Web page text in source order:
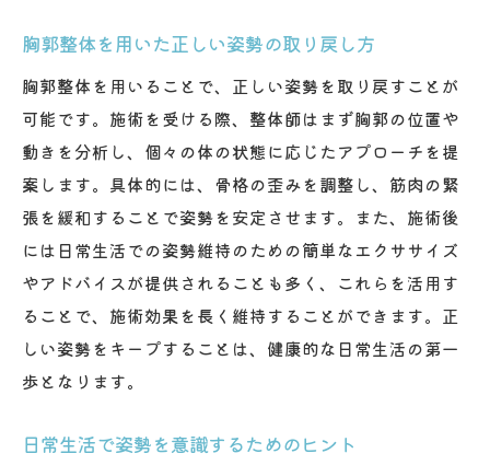
胸郭整体を用いた正しい姿勢の取り戻し方
胸郭整体を用いることで、正しい姿勢を取り戻すことが
可能です。施術を受ける際、整体師はまず胸郭の位置や
動きを分析し、個々の体の状態に応じたアプローチを提
案します。具体的には、骨格の歪みを調整し、筋肉の緊
張を緩和することで姿勢を安定させます。また、施術後
には日常生活での姿勢維持のための簡単なエクササイズ
やアドバイスが提供されることも多く、これらを活用す
ることで、施術効果を長く維持することができます。正
しい姿勢をキープすることは、健康的な日常生活の第一
歩となります。
日常生活で姿勢を意識するためのヒント